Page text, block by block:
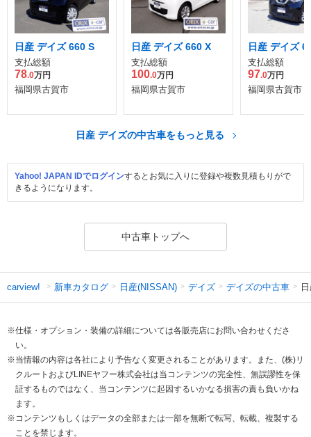
日産 デイズ 660 S
支払総額
78.0万円
福岡県古賀市
日産 デイズ 660 X
支払総額
100.0万円
福岡県古賀市
日産 デイズ
支払総額
97.0万円
福岡県古賀市
日産 デイズの中古車をもっと見る
Yahoo! JAPAN IDでログインするとお気に入りに登録や複数見積もりがで
きるようになります。
中古車トップへ
carview! 新車カタログ 日産(NISSAN) デイズ デイズの中古車
※仕様・オプション・装備の詳細については各販売店にお問い合わせくださ
い。
※当情報の内容は各社により予告なく変更されることがあります。また、(株)リ
クルートおよびLINEヤフー株式会社は当コンテンツの完全性、無誤謬性を保
証するものではなく、当コンテンツに起因するいかなる損害の責も負いかね
ます。
※コンテンツもしくはデータの全部または一部を無断で転写、転載、複製する
ことを禁じます。